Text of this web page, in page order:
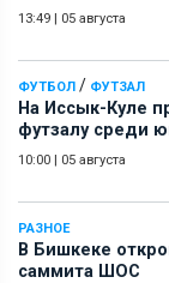
13:49 | 05 августа
ФУТБОЛ / ФУТЗАЛ
На Иссык-Куле
футзалу среди
10:00 | 05 августа
РАЗНОЕ
В Бишкеке
саммита ШОС